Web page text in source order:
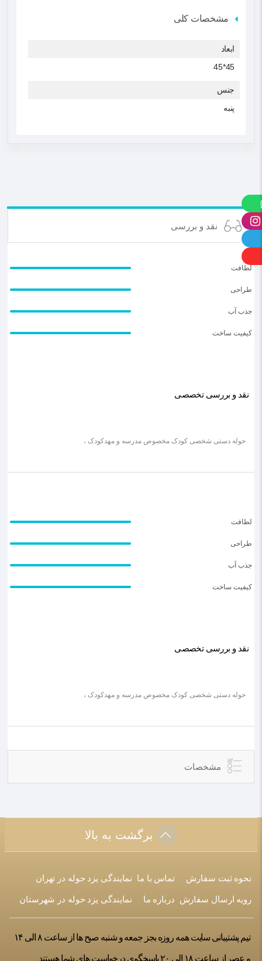
مشخصات کلی
ابعاد
45*45
جنس
پنبه
نقد و بررسی
لطافت
طراحی
جذب آب
کیفیت ساخت
نقد و بررسی تخصصی
حوله دستی شخصی کودک مخصوص مدرسه و مهدکودک ،
لطافت
طراحی
جذب آب
کیفیت ساخت
نقد و بررسی تخصصی
حوله دستی شخصی کودک مخصوص مدرسه و مهدکودک ،
مشخصات
برگشت به بالا
نحوه ثبت سفارش
رویه ارسال سفارش
تماس با ما
درباره ما
نمایندگی یزد حوله در تهران
نمایندگی یزد حوله در شهرستان
تیم پشتیبانی سایت همه روزه بجز جمعه و شنبه صبح ها از ساعت ۸ الی ۱۴
و عصر از ساعت ۱۸ الی ۲۰ پاسخگوی درخواست های شما هستند